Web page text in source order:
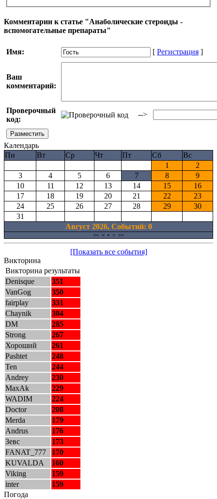
Комментарии к статье "Анаболические стероиды -
вспомогательные препараты"
Имя: [ Регистрация ]
Ваш
комментарий:
Проверочный
код:
-->
Календарь
Пн
Вт Ср Чт Пт Сб
Вс
1
2
3
4 5 6 7 8
9
10
11 12 13 14 15
16
17
18 19 20 21 22
23
24
25 26 27 28 29
30
31
Август 2026, Cобытий: 0
<< < • > >>
[Показать все события]
Викторина
Викторина результаты
Denisque
351
VanGog
350
fairplay
331
Chaynik
304
DM
285
Strong
267
Хороший
261
Pashtet
248
Ten
244
Andrey
230
MaxAk
229
WADIM
224
Doctor
208
Merda
179
Andrus
176
Зевс
173
FANAT_777
170
KUVALDA
160
Viking
159
inter
159
Погода